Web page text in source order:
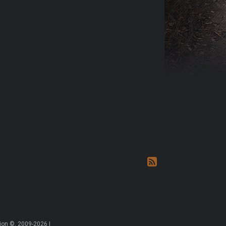
©, 2009-2026 |